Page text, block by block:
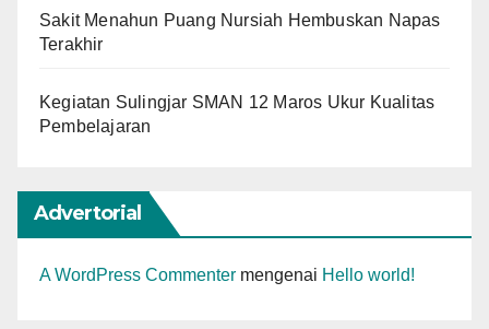
Sakit Menahun Puang Nursiah Hembuskan Napas
Terakhir
Kegiatan Sulingjar SMAN 12 Maros Ukur Kualitas
Pembelajaran
Advertorial
A WordPress Commenter mengenai Hello world!